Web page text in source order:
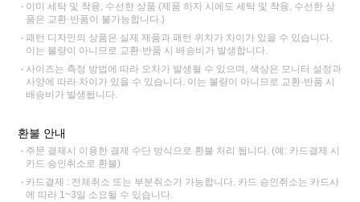
이미 세탁 및 착용, 수선한 상품 (제품 하자 시에도 세탁 및 착용, 수선한 상
품은 교환·반품이 불가능합니다.)
패턴 디자인의 상품은 실제 제품과 패턴 위치가 차이가 있을 수 있습니다.
이는 불량이 아니므로 교환·반품 시 배송비가 발생합니다.
사이즈는 측정 방법에 따라 오차가 발생될 수 있으며, 색상은 모니터 설정과
사양에 따라 차이가 있을 수 있습니다. 이는 불량이 아니므로 교환·반품 시
배송비가 발생됩니다.
환불 안내
주문 결제시 이용한 결제 수단 방식으로 환불 처리 됩니다. (예: 카드결제 시
카드 승인취소로 환불)
카드결제 : 전체취소 또는 부분취소가 가능합니다. 카드 승인취소는 카드사
에 따라 1~3일 소요될 수 있습니다.